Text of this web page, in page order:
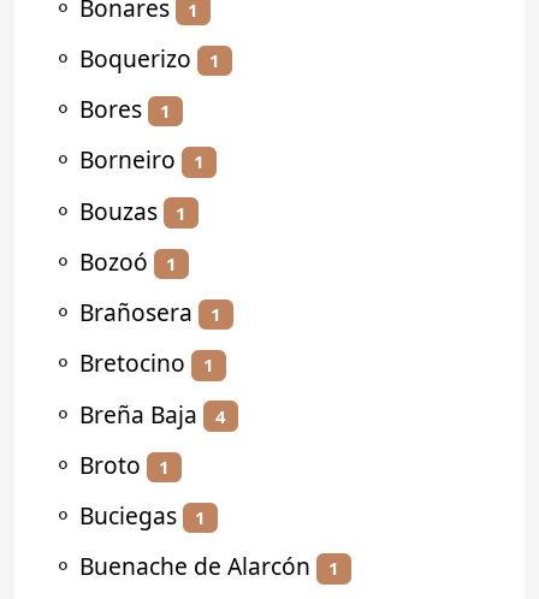
⚬ Bonares 1
⚬ Boquerizo 1
⚬ Bores 1
⚬ Borneiro 1
⚬ Bouzas 1
⚬ Bozoó 1
⚬ Brañosera 1
⚬ Bretocino 1
⚬ Breña Baja 4
⚬ Broto 1
⚬ Buciegas 1
⚬ Buenache de Alarcón 1